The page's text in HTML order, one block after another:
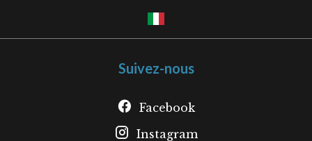
Suivez-nous
Facebook
Instagram